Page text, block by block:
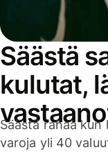
Säästä
kulutat,
Säästä rahaa
varoja yli 40